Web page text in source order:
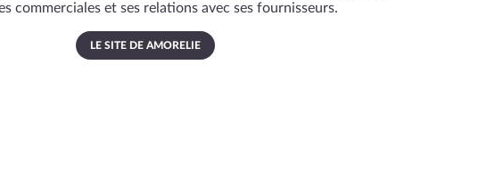
commerciales et ses relations avec ses fournisseurs.
LE SITE DE AMORELIE